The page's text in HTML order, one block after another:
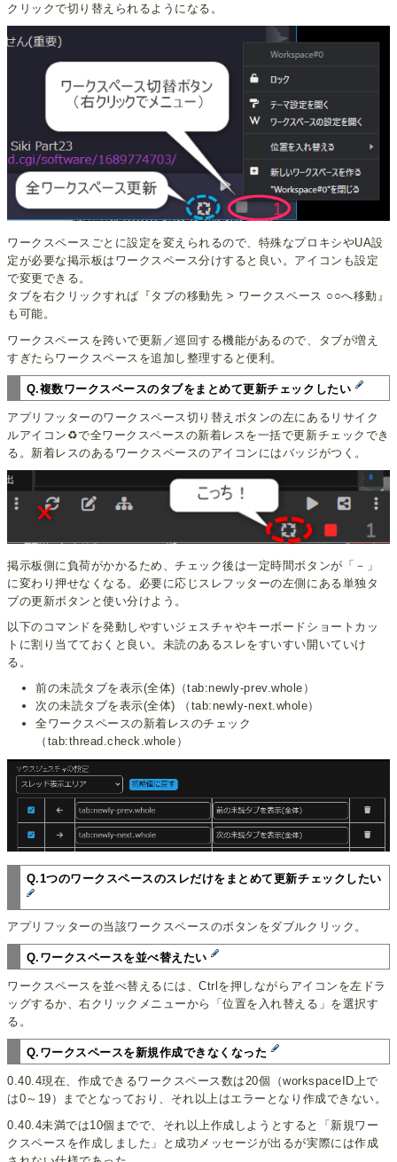
クリックで切り替えられるようになる。
ワークスペースごとに設定を変えられるので、特殊なプロキシやUA設
定が必要な掲示板はワークスペース分けすると良い。アイコンも設定
で変更できる。
タブを右クリックすれば『タブの移動先 > ワークスペース ○○へ移動』
も可能。
ワークスペースを跨いで更新／巡回する機能があるので、タブが増え
すぎたらワークスペースを追加し整理すると便利。
Q.複数ワークスペースのタブをまとめて更新チェックしたい
アプリフッターのワークスペース切り替えボタンの左にあるリサイク
ルアイコン♻️で全ワークスペースの新着レスを一括で更新チェックでき
る。新着レスのあるワークスペースのアイコンにはバッジがつく。
掲示板側に負荷がかかるため、チェック後は一定時間ボタンが「－」
に変わり押せなくなる。必要に応じスレフッターの左側にある単独タ
ブの更新ボタンと使い分けよう。
以下のコマンドを発動しやすいジェスチャやキーボードショートカッ
トに割り当てておくと良い。未読のあるスレをすいすい開いていけ
る。
前の未読タブを表示(全体)（tab:newly-prev.whole）
次の未読タブを表示(全体) （tab:newly-next.whole）
全ワークスペースの新着レスのチェック
（tab:thread.check.whole）
Q.1つのワークスペースのスレだけをまとめて更新チェックしたい
アプリフッターの当該ワークスペースのボタンをダブルクリック。
Q.ワークスペースを並べ替えたい
ワークスペースを並べ替えるには、Ctrlを押しながらアイコンを左ドラ
ッグするか、右クリックメニューから「位置を入れ替える」を選択す
る。
Q.ワークスペースを新規作成できなくなった
0.40.4現在、作成できるワークスペース数は20個（workspaceID上で
は0～19）までとなっており、それ以上はエラーとなり作成できない。
0.40.4未満では10個までで、それ以上作成しようとすると「新規ワー
クスペースを作成しました」と成功メッセージが出るが実際には作成